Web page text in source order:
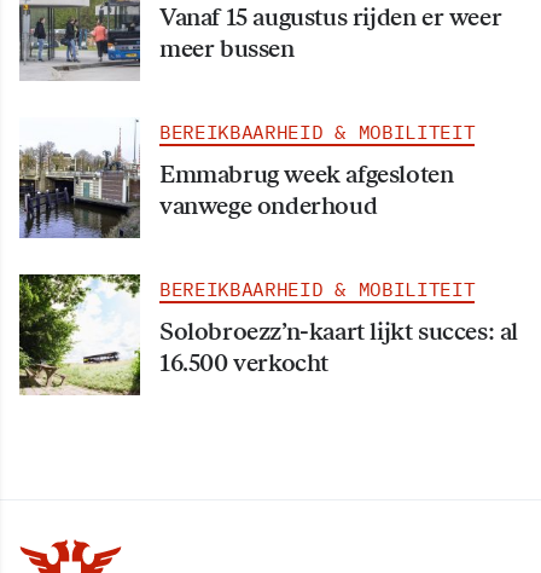
Vanaf 15 augustus rijden er weer
meer bussen
BEREIKBAARHEID & MOBILITEIT
Emmabrug week afgesloten
vanwege onderhoud
BEREIKBAARHEID & MOBILITEIT
Solobroezz’n-kaart lijkt succes: al
16.500 verkocht